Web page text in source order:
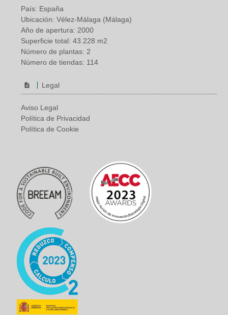
País: España
Ubicación: Vélez-Málaga (Málaga)
Año de apertura: 2000
Superficie total: 43.228 m2
Número de plantas: 2
Número de tiendas: 114
Legal
Aviso Legal
Política de Privacidad
Política de Cookie